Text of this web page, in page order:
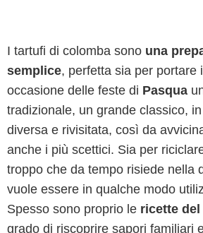
I tartufi di colomba sono una
semplice, perfetta sia per portare
occasione delle feste di Pasqua
tradizionale, un grande classico,
diversa e rivisitata, così da
anche i più scettici. Sia per
troppo che da tempo risiede nella
vuole essere in qualche modo
Spesso sono proprio le ricette
grado di riscoprire sapori familiari